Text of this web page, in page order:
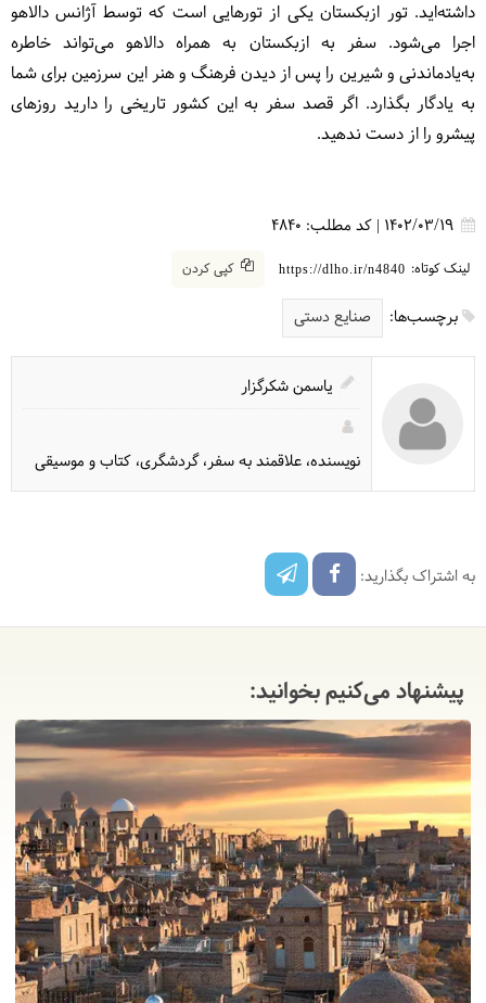
داشته‌اید. تور ازبکستان یکی از تورهایی است که توسط آژانس دالاهو
اجرا می‌شود. سفر به ازبکستان به همراه دالاهو می‌تواند خاطره
به‌یادماندنی و شیرین را پس از دیدن فرهنگ و هنر این سرزمین برای شما
به یادگار بگذارد. اگر قصد سفر به این کشور تاریخی را دارید روزهای
پیشرو را از دست ندهید.
1402/03/19
| کد مطلب: 4840
لینک کوتاه: https://dlho.ir/n4840 کپی کردن
برچسب‌ها: صنایع دستی
یاسمن شکرگزار
نویسنده، علاقمند به سفر، گردشگری، کتاب و موسیقی
به اشتراک بگذارید:
پیشنهاد می‌کنیم بخوانید: